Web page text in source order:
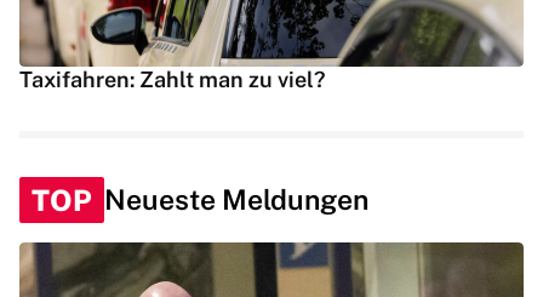
Taxifahren: Zahlt man zu viel?
TOP Neueste Meldungen